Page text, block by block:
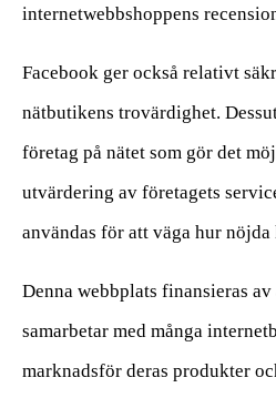
internetwebbshoppens
Facebook ger också relativt
nätbutikens trovärdighet.
företag på nätet som gör det
utvärdering av företagets
användas för att väga hur nöjda
Denna webbplats finansieras
samarbetar med många
marknadsför deras produkter